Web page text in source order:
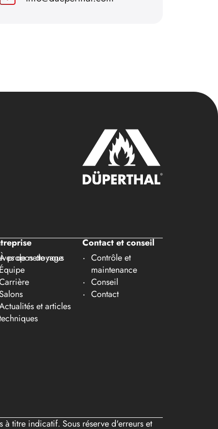
de nettoyage
propos de nous
Équipe
Salons
et articles
Contact et conseil
Contrôle et
maintenance
Conseil
Contact
à titre indicatif. Sous réserve d'erreurs et